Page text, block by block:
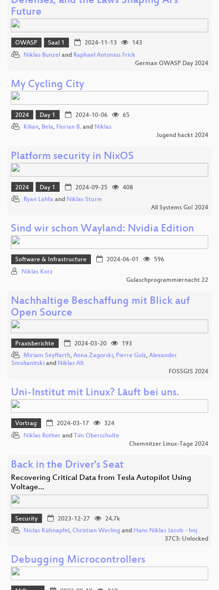
Future
OWASP Saal 1 2024-11-13
143
Niklas Bunzel and Raphael Antonius Frick
German OWASP Day 2024
My Cycling City
2024 Day 1 2024-10-06
65
Kilian, Bela, Florian B. and Niklas
Jugend hackt 2024
Platform security in NixOS
2024 Day 1 2024-09-25
408
Ryan Lahfa and Niklas Sturm
All Systems Go! 2024
Sind wir schon Wayland: Nvidia Edition
Software & Infrastructure 2024-06-01
596
Niklas Korz
Gulaschprogrammiernacht 22
Nachhaltige Beschaffung mit Blick auf
Open Source
Praxisberichte 2024-03-20
193
Miriam Seyffarth, Anna Zagorski, Pierre Golz, Alexander
Smolianitski and Niklas Alt
FOSSGIS 2024
Uni-Institut mit Linux? Läuft bei uns.
Vortrag 2024-03-17
324
Niklas Rother and Tim Oberschulte
Chemnitzer Linux-Tage 2024
Back in the Driver's Seat
Recovering Critical Data from Tesla Autopilot Using
Voltage…
Security 2023-12-27
24.7k
Niclas Kühnapfel, Christian Werling and Hans Niklas Jacob - hnj
37C3: Unlocked
Debugging Microcontrollers